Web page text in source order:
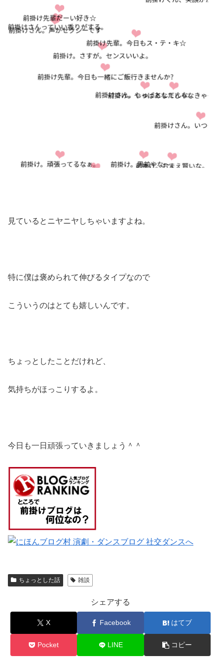
見ているとニヤニヤしちゃいますよね。
特に僕は褒められて伸びるタイプなので
こういうのはとても嬉しいんです。
ちょっとしたことだけれど、
気持ちがほっこりするよ。
今日も一日頑張っていきましょう＾＾
ちょっとした話 雑談
シェアする
X Facebook はてブ
Pocket LINE コピー